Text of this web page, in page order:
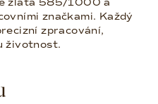
zlata 585/1000 a
značkami. Každý
zpracování,
životnost.